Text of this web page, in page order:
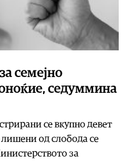
семејно
седуммина
се вкупно девет
лишени од слобода се
за